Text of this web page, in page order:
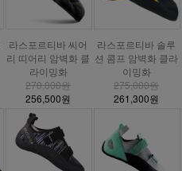
라스포르티바 씨어
리 띠어리 암벽화 클
라이밍화
270,000원
256,500원
라스포르티바 솔루
션 콤프 암벽화 클라
이밍화
275,000원
261,300원